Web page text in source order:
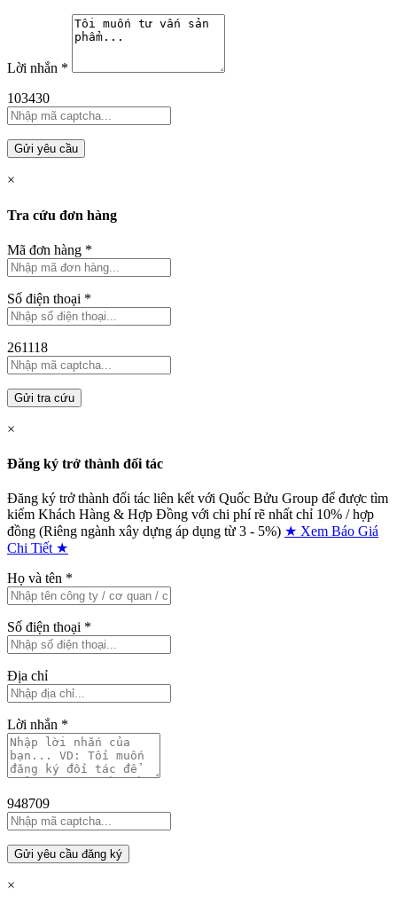
Lời nhắn *
103430
Gửi yêu cầu
×
Tra cứu đơn hàng
Mã đơn hàng *
Số điện thoại *
261118
Gửi tra cứu
×
Đăng ký trở thành đối tác
Đăng ký trở thành đối tác liên kết với Quốc Bửu Group để được tìm
kiếm Khách Hàng & Hợp Đồng với chi phí rẽ nhất chỉ 10% / hợp
đồng (Riêng ngành xây dựng áp dụng từ 3 - 5%) ★ Xem Báo Giá
Chi Tiết ★
Họ và tên *
Số điện thoại *
Địa chỉ
Lời nhắn *
948709
Gửi yêu cầu đăng ký
×